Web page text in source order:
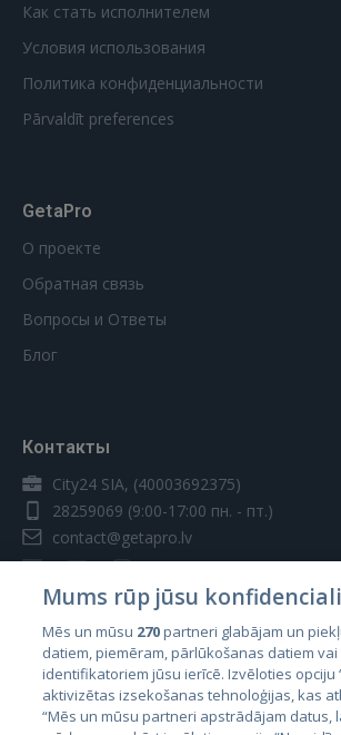
Как стать исполнителем
Условия использования
Политика конфиденциальности
Pārvaldīt preferences
GetaPro
О проекте
Обратная связь
Вопросы и Ответы
Блог
Контакты
City24 SIA, (40003692375)
28259069 (9:00-17:00 пн. - пт.)
contact@getapro.lv
Страны
Эстония
Mums rūp jūsu
Mēs un mūsu 270partneri glabājam un
datiem, piemēram, pārlūkošanas datiem
identifikatoriem jūsu ierīcē. Izvēloties opciju
aktivizētas izsekošanas tehnoloģijas, kas
“Mēs un mūsu partneri apstrādājam datus,